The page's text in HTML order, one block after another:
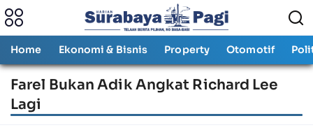
Home Ekonomi & Bisnis Property Otomotif
Farel Bukan Adik Angkat Richard Lee
Lagi